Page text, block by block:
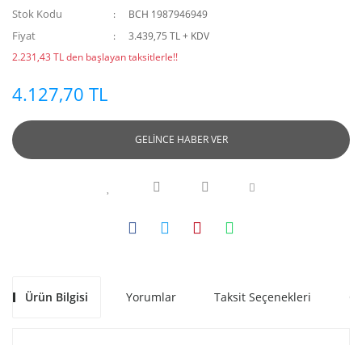
Stok Kodu BCH 1987946949
Fiyat
3.439,75 TL + KDV
2.231,43 TL den başlayan taksitlerle!!
4.127,70 TL
GELİNCE HABER VER
Ürün Bilgisi Yorumlar Taksit Seçenekleri